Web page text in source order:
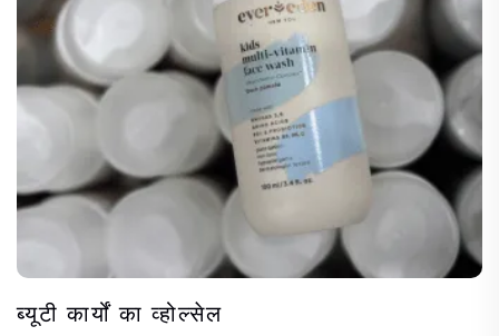
ब्यूटी कार्यों का व्होल्सेल